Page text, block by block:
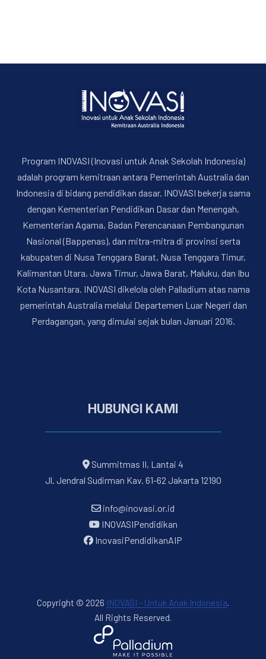
Program INOVASI (Inovasi untuk Anak Sekolah Indonesia)
adalah program kemitraan antara Pemerintah Australia dan
Indonesia di bidang pendidikan dasar. INOVASI bekerja sama
dengan Kementerian Pendidikan Dasar dan Menengah,
Kementerian Agama, Badan Perencanaan Pembangunan
Nasional (Bappenas), dan mitra-mitra di provinsi serta
kabupaten di Nusa Tenggara Barat, Nusa Tenggara Timur,
Kalimantan Utara, Jawa Timur, Jawa Barat, Maluku, dan Ibu
Kota Nusantara. INOVASI dikelola oleh Palladium atas nama
pemerintah Australia melalui Departemen Luar Negeri dan
Perdagangan, yang dimulai sejak bulan Januari 2016.
HUBUNGI KAMI
Summitmas II, Lantai 4
Jl. Jendral Sudirman Kav. 61-62 Jakarta 12190
info@inovasi.or.id
INOVASIPendidikan
InovasiPendidikanAIP
Copyright © 2026 INOVASI - Untuk Anak Indonesia.
All Rights Reserved.
FORQY
PREVIOUS